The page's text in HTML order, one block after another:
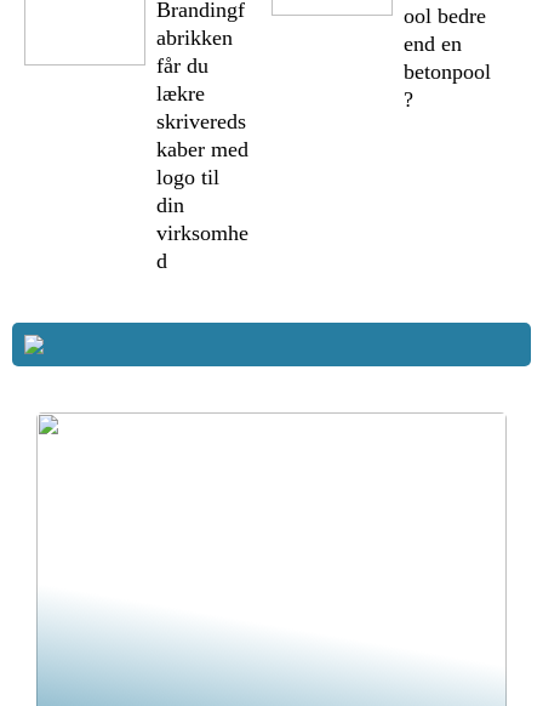
Brandingf
abrikken
får du
lækre
skrivereds
kaber med
logo til
din
virksomhe
d
ool bedre
end en
betonpool
?